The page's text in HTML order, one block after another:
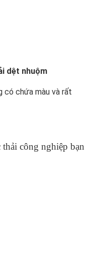
dệt nhuộm
có chứa màu và rất